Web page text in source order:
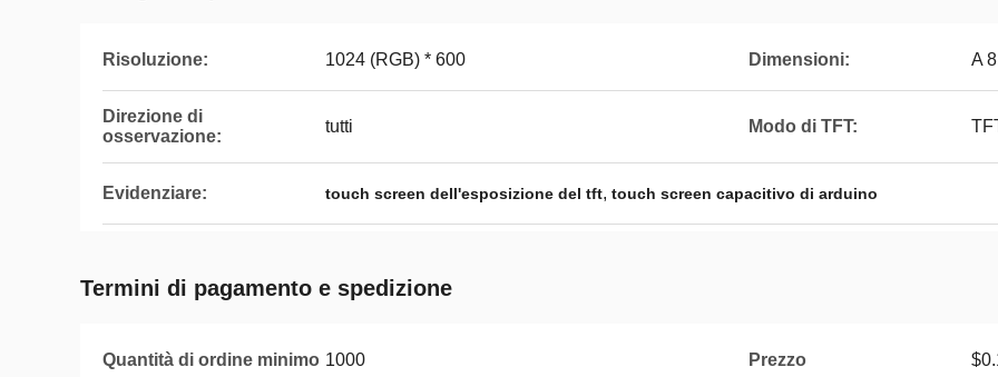
Risoluzione: 1024 (RGB) * 600 Dimensioni: A
Direzione di
osservazione:
tutti Modo di TFT:
Evidenziare: touch screen dell'esposizione del tft, touch screen capacitivo di arduino
Termini di pagamento e spedizione
Quantità di ordine minimo 1000 Prezzo